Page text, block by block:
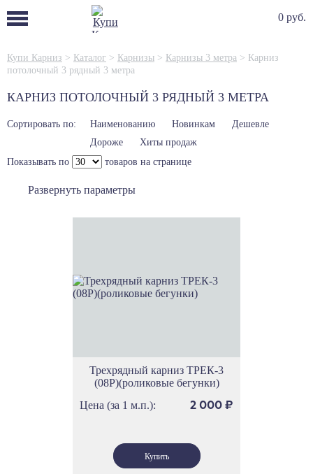
0 руб.
Купи Карниз > Каталог > Карнизы > Карнизы 3 метра > Карниз
потолочный 3 рядный 3 метра
КАРНИЗ ПОТОЛОЧНЫЙ 3 РЯДНЫЙ 3 МЕТРА
Сортировать по: Наименованию Новинкам
Дешевле
Дороже
Хиты продаж
Показывать по
товаров на странице
Развернуть параметры
Трехрядный карниз ТРЕК-3
(08Р)(роликовые бегунки)
Цена (за 1 м.п.):
2 000 ₽